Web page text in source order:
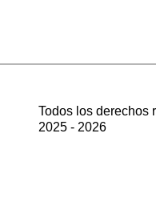
Todos los derechos
2025 - 2026